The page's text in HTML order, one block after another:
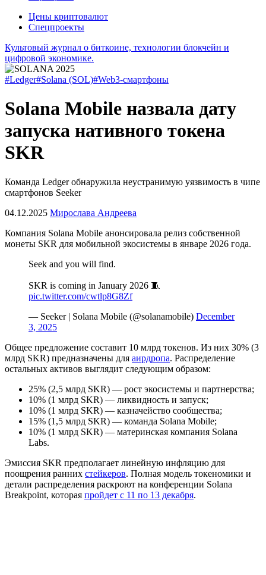
Цены криптовалют
Спецпроекты
Культовый журнал о биткоине, технологии блокчейн и
цифровой экономике.
#Ledger#Solana (SOL)#Web3-смартфоны
Solana Mobile назвала дату
запуска нативного токена
SKR
Команда Ledger обнаружила неустранимую уязвимость в чипе
смартфонов Seeker
04.12.2025 Мирослава Андреева
Компания Solana Mobile анонсировала релиз собственной
монеты SKR для мобильной экосистемы в январе 2026 года.
Seek and you will find.
SKR is coming in January 2026 🧵
pic.twitter.com/cwtlp8G8Zf
— Seeker | Solana Mobile (@solanamobile) December
3, 2025
Общее предложение составит 10 млрд токенов. Из них 30% (3
млрд SKR) предназначены для аирдропа. Распределение
остальных активов выглядит следующим образом:
25% (2,5 млрд SKR) — рост экосистемы и партнерства;
10% (1 млрд SKR) — ликвидность и запуск;
10% (1 млрд SKR) — казначейство сообщества;
15% (1,5 млрд SKR) — команда Solana Mobile;
10% (1 млрд SKR) — материнская компания Solana
Labs.
Эмиссия SKR предполагает линейную инфляцию для
поощрения ранних стейкеров. Полная модель токеномики и
детали распределения раскроют на конференции Solana
Breakpoint, которая пройдет с 11 по 13 декабря.